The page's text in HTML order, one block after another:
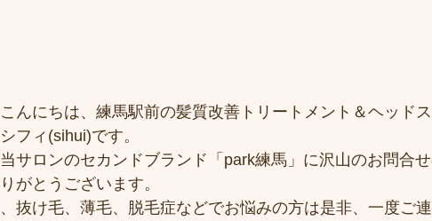
こんにちは、練馬駅前の髪質改善トリートメント＆ヘッド
シフィ(sihui)です。
当サロンのセカンドブランド「park練馬」に沢山のお問合
りがとうございます。
、抜け毛、薄毛、脱毛症などでお悩みの方は是非、一度ご